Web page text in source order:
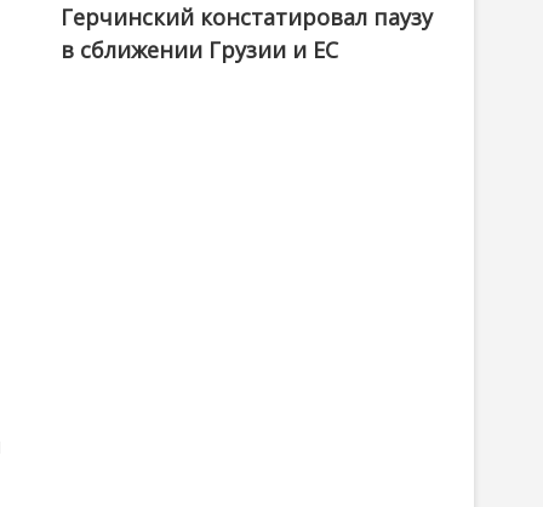
Герчинский констатировал паузу
в сближении Грузии и ЕС